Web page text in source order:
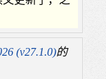
(v27.1.0)的